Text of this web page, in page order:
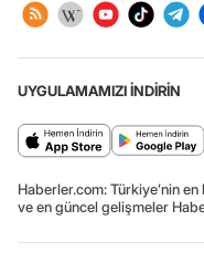
UYGULAMAMIZI İNDİRİN
Haberler.com: Türkiye’nin
ve en güncel gelişmeler